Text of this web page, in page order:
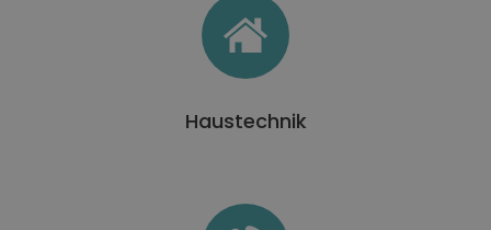
Haustechnik